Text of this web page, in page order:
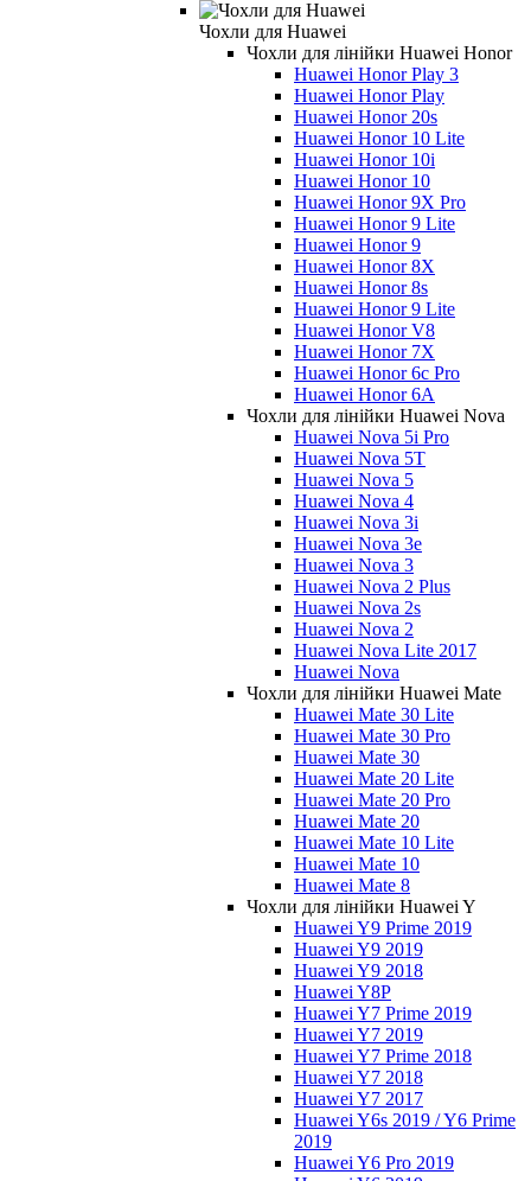
Чохли для Huawei
Чохли для лінійки Huawei Honor
Huawei Honor Play 3
Huawei Honor Play
Huawei Honor 20s
Huawei Honor 10 Lite
Huawei Honor 10i
Huawei Honor 10
Huawei Honor 9X Pro
Huawei Honor 9 Lite
Huawei Honor 9
Huawei Honor 8X
Huawei Honor 8s
Huawei Honor 9 Lite
Huawei Honor V8
Huawei Honor 7X
Huawei Honor 6c Pro
Huawei Honor 6A
Чохли для лінійки Huawei Nova
Huawei Nova 5i Pro
Huawei Nova 5T
Huawei Nova 5
Huawei Nova 4
Huawei Nova 3i
Huawei Nova 3e
Huawei Nova 3
Huawei Nova 2 Plus
Huawei Nova 2s
Huawei Nova 2
Huawei Nova Lite 2017
Huawei Nova
Чохли для лінійки Huawei Mate
Huawei Mate 30 Lite
Huawei Mate 30 Pro
Huawei Mate 30
Huawei Mate 20 Lite
Huawei Mate 20 Pro
Huawei Mate 20
Huawei Mate 10 Lite
Huawei Mate 10
Huawei Mate 8
Чохли для лінійки Huawei Y
Huawei Y9 Prime 2019
Huawei Y9 2019
Huawei Y9 2018
Huawei Y8P
Huawei Y7 Prime 2019
Huawei Y7 2019
Huawei Y7 Prime 2018
Huawei Y7 2018
Huawei Y7 2017
Huawei Y6s 2019 / Y6 Prime
2019
Huawei Y6 Pro 2019